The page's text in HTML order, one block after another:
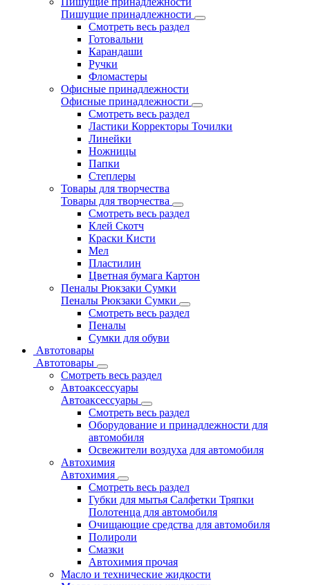
Пишущие принадлежности
Смотреть весь раздел
Готовальни
Карандаши
Ручки
Фломастеры
Офисные принадлежности
Офисные принадлежности
Смотреть весь раздел
Ластики Корректоры Точилки
Линейки
Ножницы
Папки
Степлеры
Товары для творчества
Товары для творчества
Смотреть весь раздел
Клей Скотч
Краски Кисти
Мел
Пластилин
Цветная бумага Картон
Пеналы Рюкзаки Сумки
Пеналы Рюкзаки Сумки
Смотреть весь раздел
Пеналы
Сумки для обуви
Автотовары
Автотовары
Смотреть весь раздел
Автоаксессуары
Автоаксессуары
Смотреть весь раздел
Оборудование и принадлежности для
автомобиля
Освежители воздуха для автомобиля
Автохимия
Автохимия
Смотреть весь раздел
Губки для мытья Салфетки Тряпки
Полотенца для автомобиля
Очищающие средства для автомобиля
Полироли
Смазки
Автохимия прочая
Масло и технические жидкости